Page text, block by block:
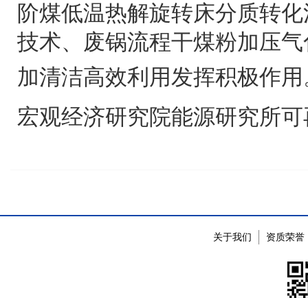
阶煤低温热解旋转床分质转
技术、废锅流程干煤粉加压
加清洁高效利用发挥积极作
宏观经济研究院能源研究所
关于我们 资质荣誉